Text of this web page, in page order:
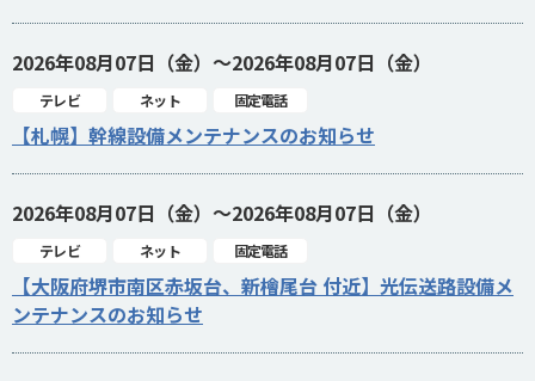
2026年08月07日（金）～2026年08月07日（金）
テレビ ネット 固定電話
【札幌】幹線設備メンテナンスのお知らせ
2026年08月07日（金）～2026年08月07日（金）
テレビ ネット 固定電話
【大阪府堺市南区赤坂台、新檜尾台 付近】光伝送路設備メ
ンテナンスのお知らせ